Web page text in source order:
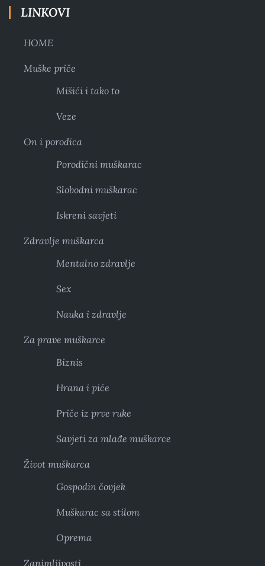
LINKOVI
HOME
Muške priče
Mišići i tako to
Veze
On i porodica
Porodični muškarac
Slobodni muškarac
Iskreni savjeti
Zdravlje muškarca
Mentalno zdravlje
Sex
Nauka i zdravlje
Za prave muškarce
Biznis
Hrana i piće
Priče iz prve ruke
Savjeti za mlađe muškarce
Život muškarca
Gospodin čovjek
Muškarac sa stilom
Oprema
Zanimljivosti